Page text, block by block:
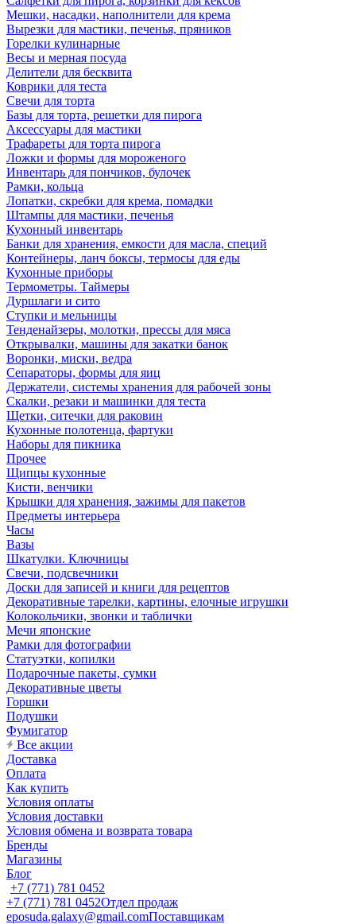
Мешки, насадки, наполнители для крема
Вырезки для мастики, печенья, пряников
Горелки кулинарные
Весы и мерная посуда
Делители для бесквита
Коврики для теста
Свечи для торта
Базы для торта, решетки для пирога
Аксессуары для мастики
Трафареты для торта пирога
Ложки и формы для мороженого
Инвентарь для пончиков, булочек
Рамки, кольца
Лопатки, скребки для крема, помадки
Штампы для мастики, печенья
Кухонный инвентарь
Банки для хранения, емкости для масла, специй
Контейнеры, ланч боксы, термосы для еды
Кухонные приборы
Термометры. Таймеры
Дуршлаги и сито
Ступки и мельницы
Тенденайзеры, молотки, прессы для мяса
Открывалки, машины для закатки банок
Воронки, миски, ведра
Сепараторы, формы для яиц
Держатели, системы хранения для рабочей зоны
Скалки, резаки и машинки для теста
Щетки, ситечки для раковин
Кухонные полотенца, фартуки
Наборы для пикника
Прочее
Щипцы кухонные
Кисти, венчики
Крышки для хранения, зажимы для пакетов
Предметы интерьера
Часы
Вазы
Шкатулки. Ключницы
Свечи, подсвечники
Доски для записей и книги для рецептов
Декоративные тарелки, картины, елочные игрушки
Колокольчики, звонки и таблички
Мечи японские
Рамки для фотографии
Статуэтки, копилки
Подарочные пакеты, сумки
Декоративные цветы
Горшки
Подушки
Фумигатор
Все акции
Доставка
Оплата
Как купить
Условия оплаты
Условия доставки
Условия обмена и возврата товара
Бренды
Магазины
Блог
+7 (771) 781 0452
+7 (771) 781 0452Отдел продаж
eposuda.galaxy@gmail.comПоставщикам